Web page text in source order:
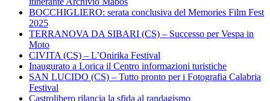
BOCCHIGLIERO: serata conclusiva del Memories Film Fest
2025
TERRANOVA DA SIBARI (CS) – Successo per Vespa in
Moto
CIVITA (CS) – L’Onirika Festival
Inaugurato a Lorica il Centro informazioni turistiche
SAN LUCIDO (CS) – Tutto pronto per i Fotografia Calabria
Festival
Castrolibero rilancia la sfida al randagismo